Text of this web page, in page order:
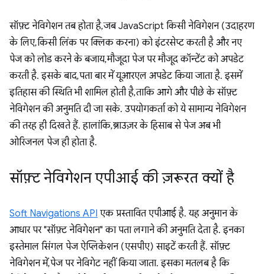
सॉफ़्ट नेविगेशन तब होता है, जब JavaScript किसी नेविगेशन (उदाहरण
के लिए, किसी लिंक पर क्लिक करना) को इंटरसेप्ट करती है और नए
पेज को लोड करने के बजाय, मौजूदा पेज पर मौजूद कॉन्टेंट को अपडेट
करती है. इसके बाद, पता बार में यूआरएल अपडेट किया जाता है. इसमें
इतिहास की स्थिति भी शामिल होती है, ताकि आगे और पीछे के सॉफ़्ट
नेविगेशन की अनुमति दी जा सके. उपयोगकर्ता को ये सामान्य नेविगेशन
की तरह ही दिखते हैं. हालांकि, ब्राउज़र के हिसाब से पेज अब भी
ओरिजनल पेज ही होता है.
सॉफ़्ट नेविगेशन एपीआई की ज़रूरत क्यों है
Soft Navigations API एक प्रस्तावित एपीआई है. यह अनुमान के
आधार पर "सॉफ़्ट नेविगेशन" का पता लगाने की अनुमति देता है. इनका
इस्तेमाल सिंगल पेज ऐप्लिकेशन (एसपीए) साइटें करती हैं. सॉफ़्ट
नेविगेशन में, पेज पर नेविगेट नहीं किया जाता. इसका मतलब है कि